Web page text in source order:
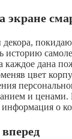
экране
историю
дана
цвет
и ценами.
о